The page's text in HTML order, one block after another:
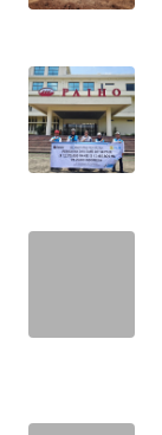
TAPANULI
TENGAH
WN DELI